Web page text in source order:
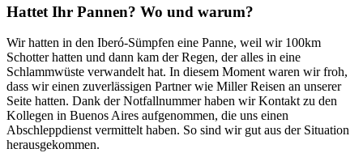
Hattet Ihr Pannen? Wo und warum?
Wir hatten in den Iberó-Sümpfen eine Panne, weil wir 100km
Schotter hatten und dann kam der Regen, der alles in eine
Schlammwüste verwandelt hat. In diesem Moment waren wir froh,
dass wir einen zuverlässigen Partner wie Miller Reisen an unserer
Seite hatten. Dank der Notfallnummer haben wir Kontakt zu den
Kollegen in Buenos Aires aufgenommen, die uns einen
Abschleppdienst vermittelt haben. So sind wir gut aus der Situation
herausgekommen.